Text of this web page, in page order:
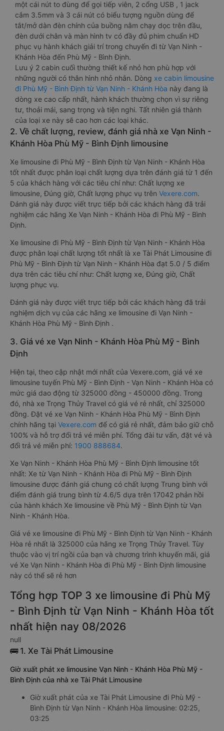
một cái nút to đùng để gọi tiếp viên, 2 cổng USB , 1 jack
cắm 3.5mm và 3 cái nút có biểu tượng nguồn dùng để
tắt/mở dàn đèn chính của buồng nằm chạy dọc trên đầu,
đèn dưới chân và màn hình tv có đầy đủ phim chuẩn HD
phục vụ hành khách giải trí trong chuyến đi từ Vạn Ninh -
Khánh Hòa đến Phù Mỹ - Bình Định.
Lưu ý 2 cabin cuối thường thiết kế nhỏ hơn phù hợp với
những người có thân hình nhỏ nhắn. Dòng xe cabin limousine
đi Phù Mỹ - Bình Định từ Vạn Ninh - Khánh Hòa này đang là
dòng xe cao cấp nhất, hành khách thường chọn vì sự riêng
tư, thoải mái, sang trọng và tiện nghi. Tất nhiên giá thành
của loại xe này sẽ cao hơn các loại khác.
2. Về chất lượng, review, đánh giá nhà xe Vạn Ninh -
Khánh Hòa Phù Mỹ - Bình Định limousine
Xe limousine đi Phù Mỹ - Bình Định từ Vạn Ninh - Khánh Hòa
tốt nhất được phân loại chất lượng dựa trên đánh giá từ 1 đến
5 của khách hàng với các tiêu chí như: Chất lượng xe
limousine, Đúng giờ, Chất lượng phục vụ trên Vexere.com.
Đánh giá này được viết trực tiếp bởi các khách hàng đã trải
nghiệm các hãng Xe Vạn Ninh - Khánh Hòa đi Phù Mỹ - Bình
Định.
Xe limousine đi Phù Mỹ - Bình Định từ Vạn Ninh - Khánh Hòa
được phân loại chất lượng tốt nhất là xe Tài Phát Limousine đi
Phù Mỹ - Bình Định từ Vạn Ninh - Khánh Hòa đạt 5.0 / 5 điểm
dựa trên các tiêu chí như: Chất lượng xe, Đúng giờ, Chất
lượng phục vụ.
Đánh giá này được viết trực tiếp bởi các khách hàng đã trải
nghiệm dịch vụ của các hãng xe limousine đi Vạn Ninh -
Khánh Hòa Phù Mỹ - Bình Định .
3. Giá vé xe Vạn Ninh - Khánh Hòa Phù Mỹ - Bình
Định
Hiện tại, theo cập nhật mới nhất của Vexere.com, giá vé xe
limousine tuyến Phù Mỹ - Bình Định - Vạn Ninh - Khánh Hòa có
mức giá dao động từ 325000 đồng - 450000 đồng. Trong
đó, nhà xe Trọng Thủy Travel có giá vé rẻ nhất, chỉ 325000
đồng. Đặt vé xe Vạn Ninh - Khánh Hòa Phù Mỹ - Bình Định
chính hãng tại Vexere.com để có giá rẻ nhất, đảm bảo giữ chỗ
100% và hỗ trợ đổi trả vé miễn phí. Tổng đài tư vấn, đặt vé và
đổi trả vé miễn phí: 1900 888684.
Xe Vạn Ninh - Khánh Hòa Phù Mỹ - Bình Định limousine tốt
nhất: Xe từ Vạn Ninh - Khánh Hòa đi Phù Mỹ - Bình Định
limousine được đánh giá chung có chất lượng Trung bình với
điểm đánh giá trung bình từ 4.6/5 dựa trên 17042 phản hồi
của hành khách Xe limousine về Phù Mỹ - Bình Định từ Vạn
Ninh - Khánh Hòa.
Giá vé xe limousine đi Phù Mỹ - Bình Định từ Vạn Ninh - Khánh
Hòa rẻ nhất là 325000 của hãng xe Trọng Thủy Travel. Tùy
thuộc vào vị trí ngồi của bạn và chương trình khuyến mãi, giá
vé Xe Vạn Ninh - Khánh Hòa đi Phù Mỹ - Bình Định limousine
này có thể sẽ rẻ hơn
Tổng hợp TOP 3 xe limousine đi Phù Mỹ
- Bình Định từ Vạn Ninh - Khánh Hòa tốt
nhất hiện nay 08/2026
null
🚌 1. Xe Tài Phát Limousine
Giờ xuất phát xe limousine Vạn Ninh - Khánh Hòa Phù Mỹ -
Bình Định của nhà xe Tài Phát Limousine
Giờ xuất phát của xe Tài Phát Limousine đi Phù Mỹ -
Bình Định từ Vạn Ninh - Khánh Hòa limousine: 02:25,
03:25